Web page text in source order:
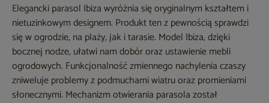
Elegancki parasol Ibiza wyróżnia się oryginalnym kształtem i
nietuzinkowym designem. Produkt ten z pewnością sprawdzi
się w ogrodzie, na plaży, jak i tarasie. Model Ibiza, dzięki
bocznej nodze, ułatwi nam dobór oraz ustawienie mebli
ogrodowych. Funkcjonalność zmiennego nachylenia czaszy
zniweluje problemy z podmuchami wiatru oraz promieniami
słonecznymi. Mechanizm otwierania parasola został